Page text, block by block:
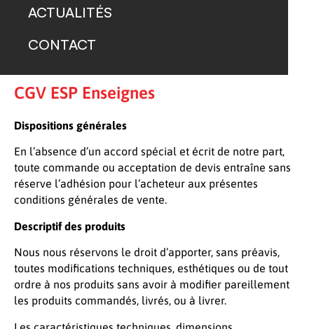
ACTUALITÉS
CONTACT
CGV ESP Enseignes
Dispositions générales
En l’absence d’un accord spécial et écrit de notre part,
toute commande ou acceptation de devis entraîne sans
réserve l’adhésion pour l’acheteur aux présentes
conditions générales de vente.
Descriptif des produits
Nous nous réservons le droit d’apporter, sans préavis,
toutes modifications techniques, esthétiques ou de tout
ordre à nos produits sans avoir à modifier pareillement
les produits commandés, livrés, ou à livrer.